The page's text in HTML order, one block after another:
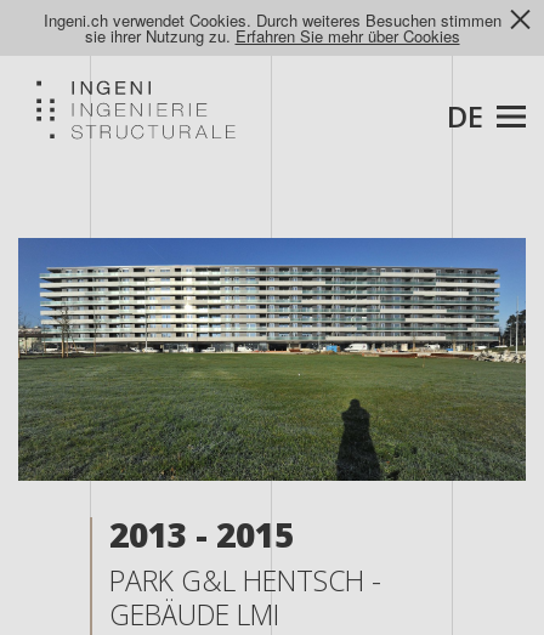
Ingeni.ch verwendet Cookies. Durch weiteres Besuchen stimmen
sie ihrer Nutzung zu. Erfahren Sie mehr über Cookies
DE
2013 - 2015
PARK G&L HENTSCH -
GEBÄUDE LMI